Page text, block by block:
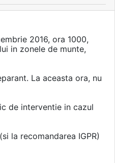
2016, ora 1000,
in zonele de munte,
La aceasta ora, nu
de interventie in cazul
la recomandarea IGPR)